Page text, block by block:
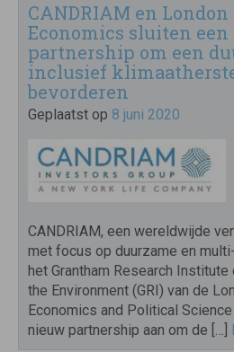
CANDRIAM en
Economics sluiten een
partnership om een
inclusief
bevorderen
Geplaatst op 8 juni 2020
CANDRIAM, een wereldwijde
met focus op duurzame en
het Grantham Research Institute
the Environment (GRI) van de
Economics and Political
nieuw partnership aan om de […]